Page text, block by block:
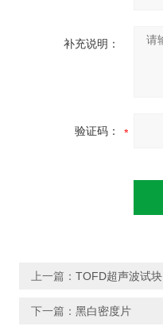
补充说明：
验证码：
上一篇： TOFD超声波试块
下一篇： 黑白密度片